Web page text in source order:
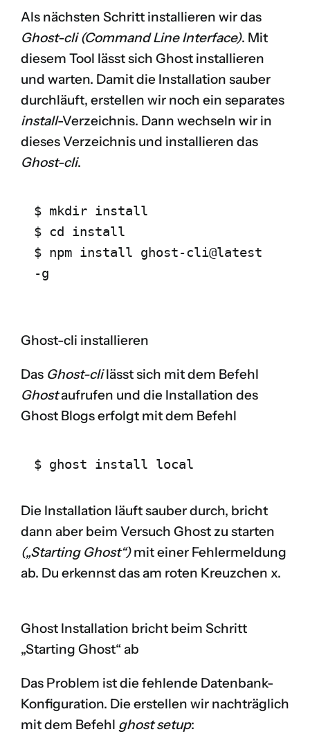
Als nächsten Schritt installieren wir das
Ghost-cli (Command Line Interface). Mit
diesem Tool lässt sich Ghost installieren
und warten. Damit die Installation sauber
durchläuft, erstellen wir noch ein separates
install-Verzeichnis. Dann wechseln wir in
dieses Verzeichnis und installieren das
Ghost-cli.
$ mkdir install
$ cd install
$ npm install ghost-cli@latest
-g
Ghost-cli installieren
Das Ghost-clilässt sich mit dem Befehl
Ghostaufrufen und die Installation des
Ghost Blogs erfolgt mit dem Befehl
$ ghost install local
Die Installation läuft sauber durch, bricht
dann aber beim Versuch Ghost zu starten
(„Starting Ghost“)mit einer Fehlermeldung
ab. Du erkennst das am roten Kreuzchen x.
Ghost Installation bricht beim Schritt
„Starting Ghost“ ab
Das Problem ist die fehlende Datenbank-
Konfiguration. Die erstellen wir nachträglich
mit dem Befehl ghost setup: